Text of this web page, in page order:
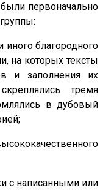
первоначально
иного благородного
на которых тексты
и заполнения их
тремя
в дубовый
с написанными или